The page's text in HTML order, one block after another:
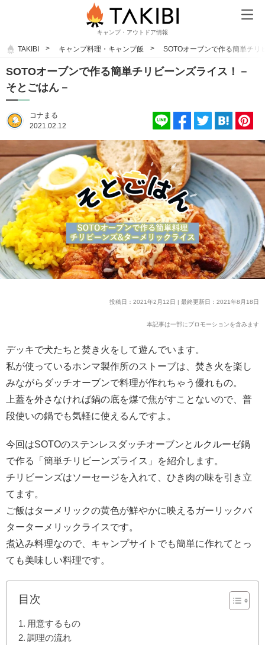
キャンプ・アウトドア情報
TAKIBI キャンプ料理・キャンプ飯 SOTOオーブンで作る簡単チリ
SOTOオーブンで作る簡単チリビーンズライス！－
そとごはん－
コナまる
2021.02.12
投稿日：2021年2月12日 | 最終更新日：2021年8月18日
本記事は一部にプロモーションを含みます
デッキで犬たちと焚き火をして遊んでいます。
私が使っているホンマ製作所のストーブは、焚き火を楽し
みながらダッチオーブンで料理が作れちゃう優れもの。
上蓋を外さなければ鍋の底を煤で焦がすことないので、普
段使いの鍋でも気軽に使えるんですよ。
今回はSOTOのステンレスダッチオーブンとルクルーゼ鍋
で作る「簡単チリビーンズライス」を紹介します。
チリビーンズはソーセージを入れて、ひき肉の味を引き立
てます。
ご飯はターメリックの黄色が鮮やかに映えるガーリックバ
ターターメリックライスです。
煮込み料理なので、キャンプサイトでも簡単に作れてとっ
ても美味しい料理です。
目次
用意するもの
調理の流れ